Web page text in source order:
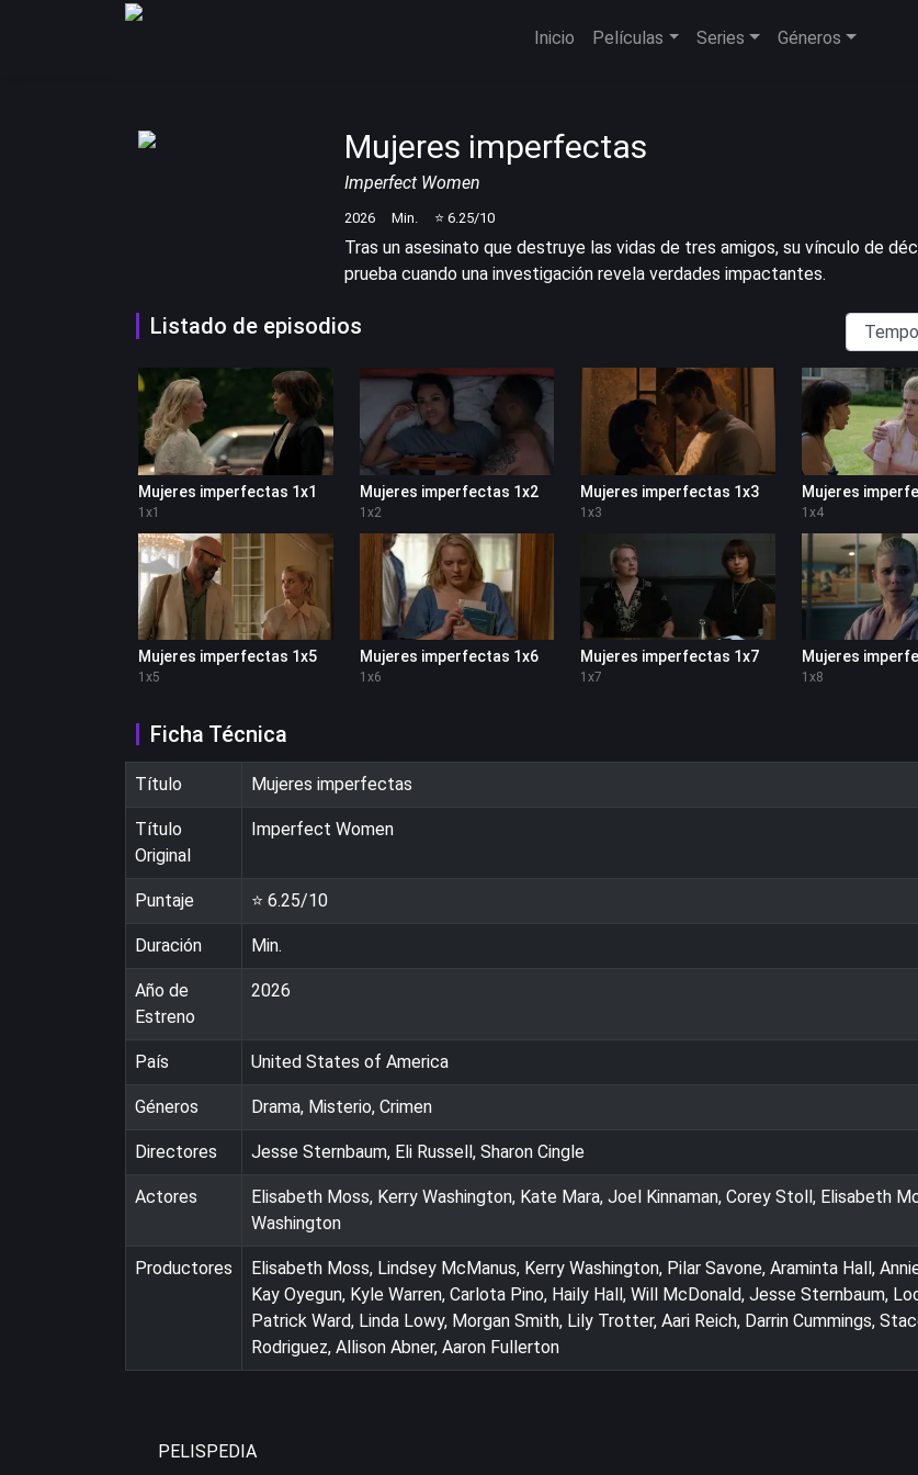
Inicio Películas Series Géneros
Mujeres imperfectas
Imperfect Women
2026 Min. ⭐ 6.25/10
Tras un asesinato que destruye las vidas de tres amigos, su vínculo de
prueba cuando una investigación revela verdades impactantes.
Listado de episodios
Mujeres imperfectas 1x1
1 x1
Mujeres imperfectas 1x2
1 x2
Mujeres imperfectas 1x3
1 x3
Mujeres
1 x4
Mujeres imperfectas 1x5
1 x5
Mujeres imperfectas 1x6
1 x6
Mujeres imperfectas 1x7
1 x7
Mujeres
1 x8
Ficha Técnica
Título Mujeres imperfectas
Título
Original
Imperfect Women
Puntaje ⭐ 6.25/10
Duración Min.
Año de
Estreno
2026
País United States of America
Géneros Drama, Misterio, Crimen
Directores Jesse Sternbaum, Eli Russell, Sharon Cingle
Actores
Elisabeth Moss, Kerry Washington, Kate Mara, Joel Kinnaman, Corey Stoll, Elisabeth
Washington
Productores
Elisabeth Moss, Lindsey McManus, Kerry Washington, Pilar Savone, Araminta Hall,
Kay Oyegun, Kyle Warren, Carlota Pino, Haily Hall, Will McDonald, Jesse Sternbaum,
Patrick Ward, Linda Lowy, Morgan Smith, Lily Trotter, Aari Reich, Darrin Cummings,
Rodriguez, Allison Abner, Aaron Fullerton
PELISPEDIA